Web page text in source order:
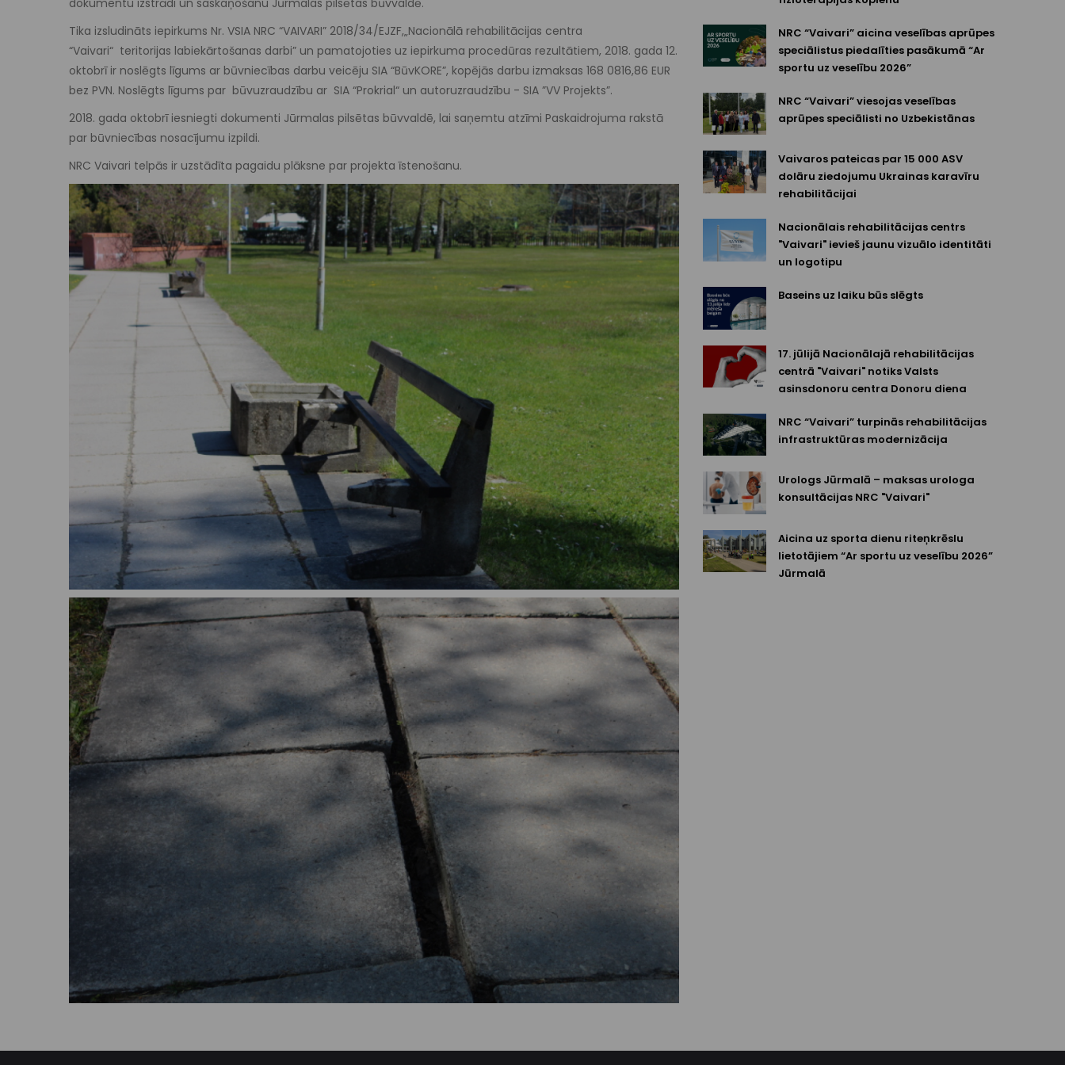
dokumentu izstrādi un saskaņošanu Jūrmalas pilsētas būvvaldē.
Tika izsludināts iepirkums Nr. VSIA NRC “VAIVARI” 2018/34/EJZF,„Nacionālā rehabilitācijas centra
“Vaivari“ teritorijas labiekārtošanas darbi” un pamatojoties uz iepirkuma procedūras rezultātiem, 2018. gada 12.
oktobrī ir noslēgts līgums ar būvniecības darbu veicēju SIA “BūvKORE”, kopējās darbu izmaksas 168 0816,86 EUR
bez PVN. Noslēgts līgums par būvuzraudzību ar SIA “Prokrial“ un autoruzraudzību - SIA ”VV Projekts”.
2018. gada oktobrī iesniegti dokumenti Jūrmalas pilsētas būvvaldē, lai saņemtu atzīmi Paskaidrojuma rakstā
par būvniecības nosacījumu izpildi.
NRC Vaivari telpās ir uzstādīta pagaidu plāksne par projekta īstenošanu.
NRC “Vaivari” aicina veselības aprūpes
speciālistus piedalīties pasākumā “Ar
sportu uz veselību 2026”
NRC “Vaivari” viesojas veselības
aprūpes speciālisti no Uzbekistānas
Vaivaros pateicas par 15 000 ASV
dolāru ziedojumu Ukrainas karavīru
rehabilitācijai
Nacionālais rehabilitācijas centrs
"Vaivari" ievieš jaunu vizuālo identitāti
un logotipu
Baseins uz laiku būs slēgts
17. jūlijā Nacionālajā rehabilitācijas
centrā "Vaivari" notiks Valsts
asinsdonoru centra Donoru diena
NRC “Vaivari” turpinās rehabilitācijas
infrastruktūras modernizācija
Urologs Jūrmalā – maksas urologa
konsultācijas NRC "Vaivari"
Aicina uz sporta dienu riteņkrēslu
lietotājiem “Ar sportu uz veselību 2026”
Jūrmalā